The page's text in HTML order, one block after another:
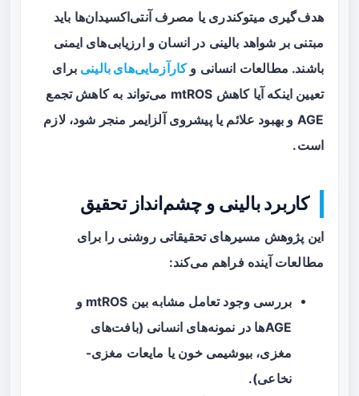
هدف‌گیری میتوکندری یا مصرف آنتی‌اکسیدان‌ها باید
مبتنی بر شواهد بالینی در انسان و ارزیابی‌های ایمنی
باشند. مطالعات انسانی وکارآزمایی‌های بالینی برای
تعیین اینکه آیا کاهش mtROS می‌تواند به کاهش تجمع
AGE و بهبود علائم یا پیشروی آلزایمر منجر شود، لازم
است.
کاربرد بالینی و چشم‌انداز تحقیق
این پژوهش مسیرهای تحقیقاتی روشنی را برای
مطالعات آینده فراهم می‌کند:
بررسی وجود تعامل مشابه بین mtROS و
AGEها در نمونه‌های انسانی (بافت‌های
مغزی، بیوشیمی خون یا مایعات مغزی-
نخاعی).